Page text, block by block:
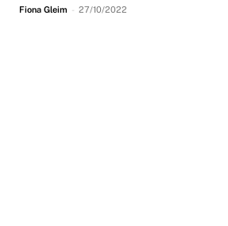
Fiona Gleim - 27/10/2022